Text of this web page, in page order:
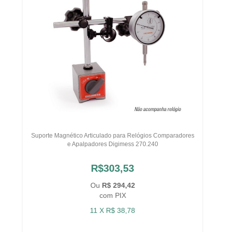
Suporte Magnético Articulado para Relógios Comparadores
e Apalpadores Digimess 270.240
R$303,53
Ou R$ 294,42
com PIX
11 X R$ 38,78